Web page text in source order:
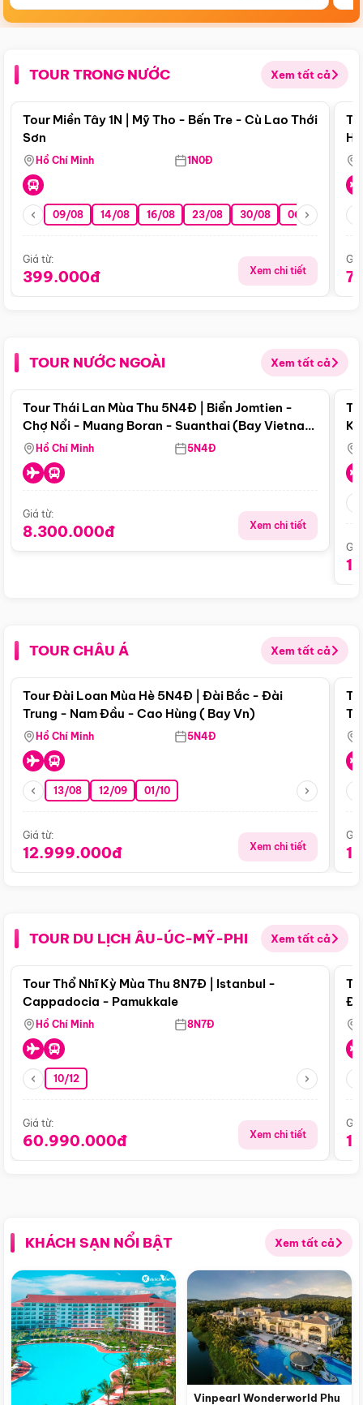
TOUR TRONG NƯỚC Xem tất cả
Điểm nổi bật
Tour Miền Tây 1N | Mỹ Tho - Bến Tre - Cù Lao Thới
Sơn
Hồ Chí Minh 1N0Đ
09/08 14/08 16/08 23/08 30/08 06/09 13/09
Giá từ:
399.000đ Xem chi tiết
TOUR NƯỚC NGOÀI Xem tất cả
Điểm nổi bật
Tour Thái Lan Mùa Thu 5N4Đ | Biển Jomtien -
Chợ Nổi - Muang Boran - Suanthai (Bay Vietnam
Airlines)
Hồ Chí Minh 5N4Đ
Giá từ:
8.300.000đ Xem chi tiết
TOUR CHÂU Á Xem tất cả
Điểm nổi bật
Tour Đài Loan Mùa Hè 5N4Đ | Đài Bắc - Đài
Trung - Nam Đầu - Cao Hùng ( Bay Vn)
Hồ Chí Minh 5N4Đ
13/08 12/09 01/10
Giá từ:
12.999.000đ Xem chi tiết
TOUR DU LỊCH ÂU-ÚC-MỸ-PHI Xem tất cả
Điểm nổi bật
Tour Thổ Nhĩ Kỳ Mùa Thu 8N7Đ | Istanbul -
Cappadocia - Pamukkale
Hồ Chí Minh 8N7Đ
10/12
Giá từ:
60.990.000đ Xem chi tiết
KHÁCH SẠN NỔI BẬT Xem tất cả
Vinpearl Wonderworld Phu